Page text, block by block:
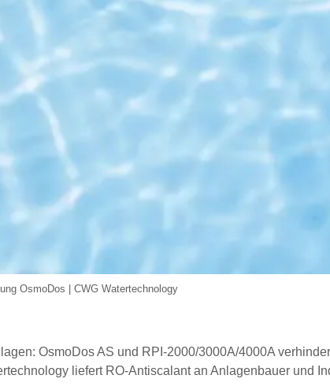
OsmoDos | CWG Watertechnology
OsmoDos AS und RPI-2000/3000A/4000A
liefert RO-Antiscalant an Anlagenbauer und